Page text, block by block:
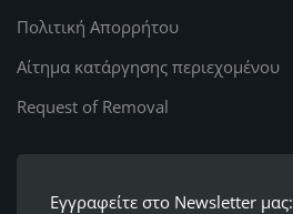
Πολιτική Απορρήτου
Αίτημα κατάργησης περιεχομένου
Request of Removal
Εγγραφείτε στο Newsletter μας: